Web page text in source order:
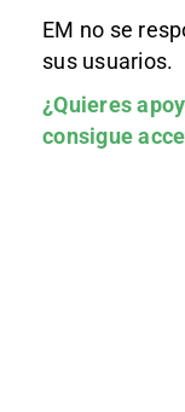
EM no se
sus usuarios.
¿Quieres
consigue